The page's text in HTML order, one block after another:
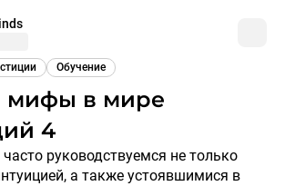
Обучение
4
а также устоявшимися в